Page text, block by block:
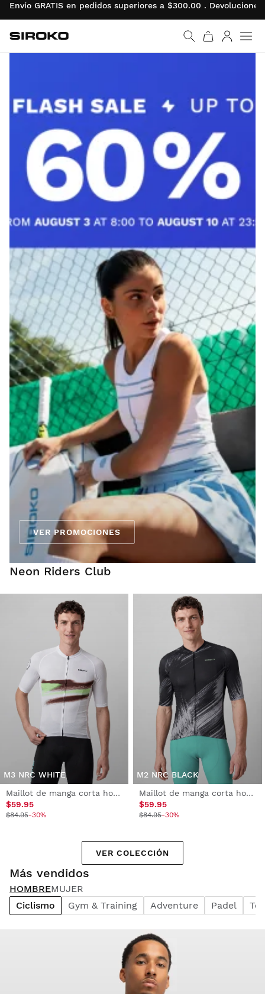
Envío GRATIS en pedidos superiores a $300.00 . Devoluciones
Ir a la página de inicio
Siroko.com
VER PROMOCIONES
Neon Riders Club
M3 NRC WHITE
Maillot de manga corta hombre ultraligero
$59.95
$84.95-30%
M2 NRC BLACK
Maillot de manga corta hombre
$59.95
$84.95-30%
VER COLECCIÓN
Más vendidos
HOMBREMUJER
Ciclismo
Gym & Training Adventure Padel